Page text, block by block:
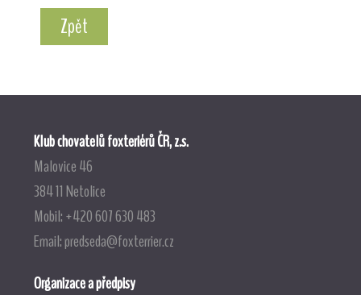
Zpět
Klub chovatelů foxteriérů ČR, z.s.
Malovice 46
384 11 Netolice
Mobil: +420 607 630 483
Email:predseda@foxterrier.cz
Organizace a předpisy